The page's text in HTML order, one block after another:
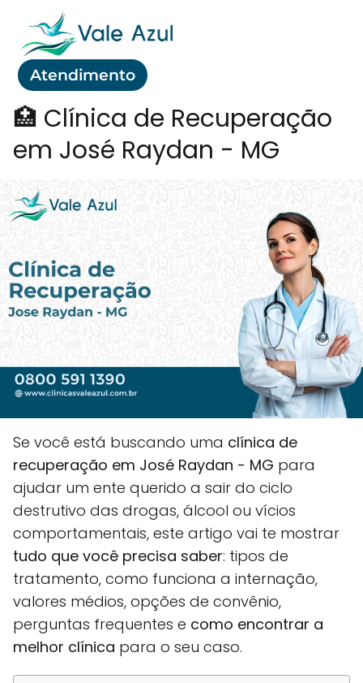
Atendimento
🏥 Clínica de Recuperação
em José Raydan - MG
Se você está buscando uma clínica de
recuperação em José Raydan - MG para
ajudar um ente querido a sair do ciclo
destrutivo das drogas, álcool ou vícios
comportamentais, este artigo vai te mostrar
tudo que você precisa saber: tipos de
tratamento, como funciona a internação,
valores médios, opções de convênio,
perguntas frequentes e como encontrar a
melhor clínica para o seu caso.